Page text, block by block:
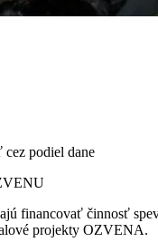
cez podiel dane
financovať činnosť
projekty OZVENA.